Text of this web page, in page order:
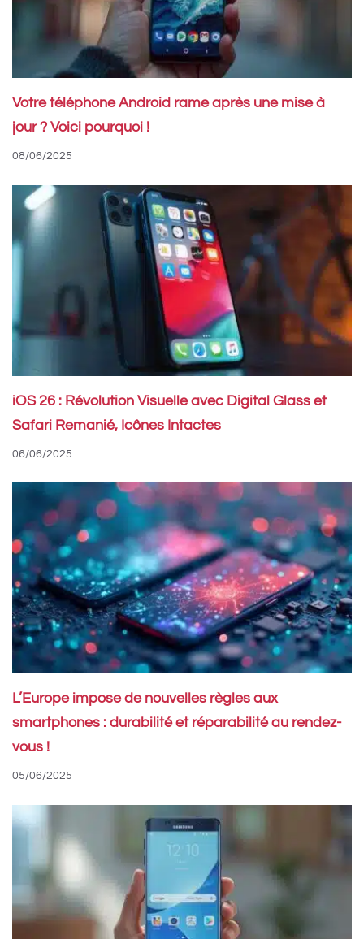
Votre téléphone Android rame après une mise à
jour ? Voici pourquoi !
08/06/2025
iOS 26 : Révolution Visuelle avec Digital Glass et
Safari Remanié, Icônes Intactes
06/06/2025
L’Europe impose de nouvelles règles aux
smartphones : durabilité et réparabilité au rendez-
vous !
05/06/2025